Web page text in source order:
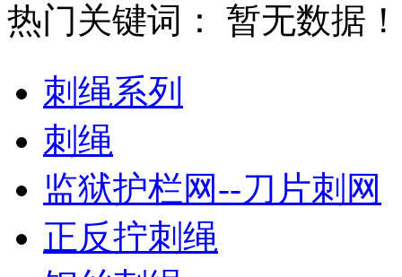
热门关键词：
暂无数据！
刺绳系列
刺绳
监狱护栏网--刀片刺网
正反拧刺绳